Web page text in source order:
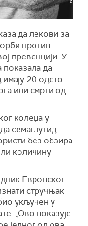
да лекови за
против
превенцији. У
показала да
имају 20 одсто
или смрти од
колеџа у
семаглутид
без обзира
количину
Европског
стручњак
укључен у
„Ово показује